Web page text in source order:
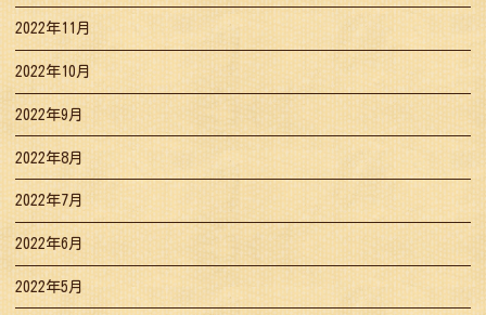
2022年11月
2022年10月
2022年9月
2022年8月
2022年7月
2022年6月
2022年5月